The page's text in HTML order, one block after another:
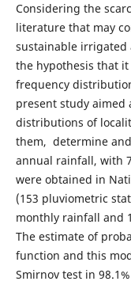
Considering the
literature that may
sustainable irrigated
the hypothesis that
frequency
present study
distributions of
them, determine
annual rainfall, with
were obtained in
(153 pluviometric
monthly rainfall and
The estimate of
function and this
Smirnov test in